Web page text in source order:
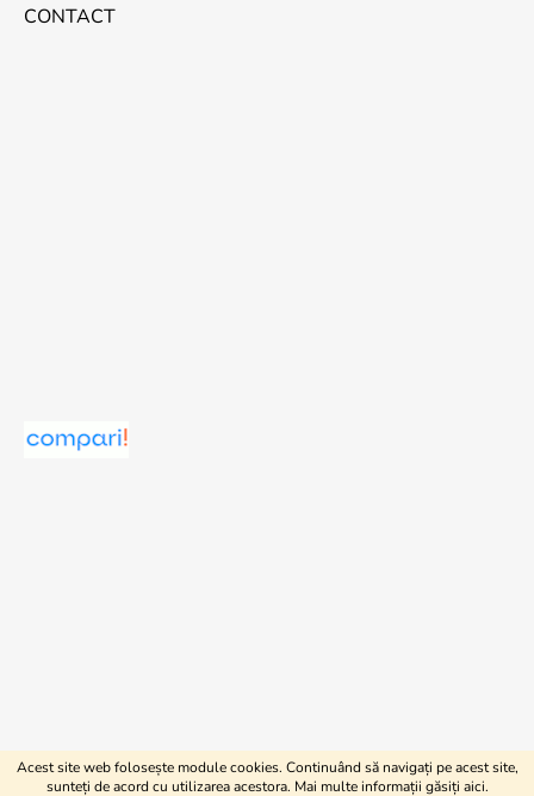
Acest site web folosește module cookies. Continuând să navigați pe acest site,
sunteți de acord cu utilizarea acestora. Mai multe informații găsiți aici.
CONTACT
Creat de Shoptet